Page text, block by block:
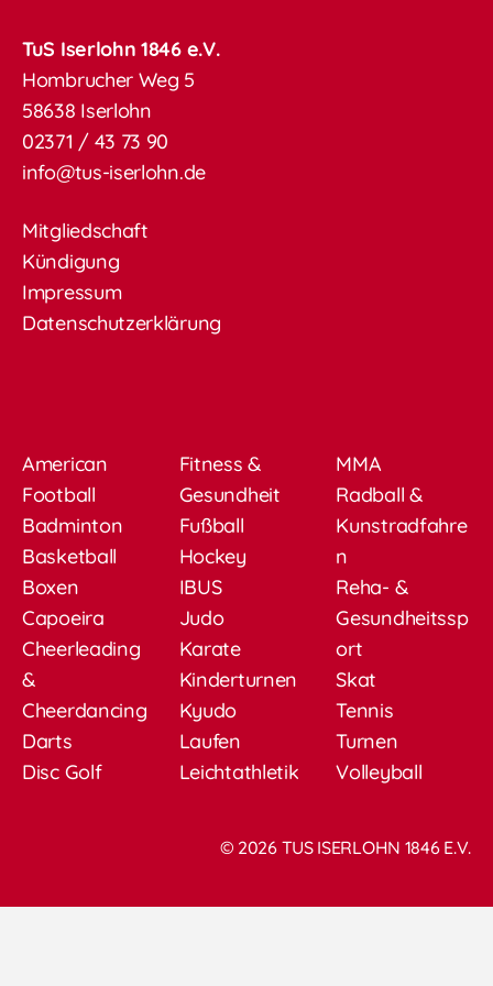
TuS Iserlohn 1846 e.V.
Hombrucher Weg 5
58638 Iserlohn
02371 / 43 73 90
info@tus-iserlohn.de
Mitgliedschaft
Kündigung
Impressum
Datenschutzerklärung
American
Football
Badminton
Basketball
Boxen
Capoeira
Cheerleading
&
Cheerdancing
Darts
Disc Golf
Fitness &
Gesundheit
Fußball
Hockey
IBUS
Judo
Karate
Kinderturnen
Kyudo
Laufen
Leichtathletik
MMA
Radball &
Kunstradfahre
n
Reha- &
Gesundheitssp
ort
Skat
Tennis
Turnen
Volleyball
© 2026 TUS ISERLOHN 1846 E.V.